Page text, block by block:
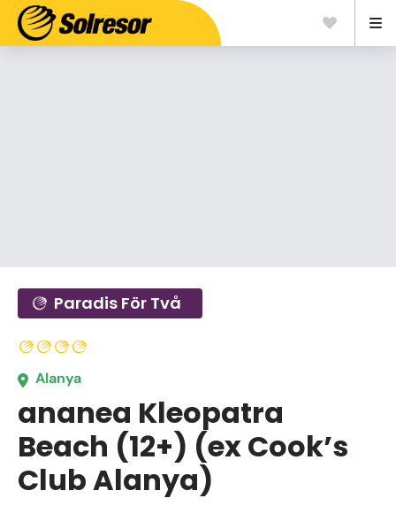
Paradis För Två
Alanya
ananea Kleopatra
Beach (12+) (ex Cook’s
Club Alanya)